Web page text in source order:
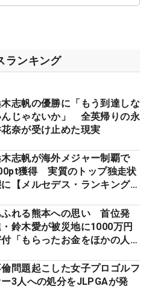
ランキング
志帆の優勝に「もう到達しな
んじゃないか」 全英帰りの永
奈が受け止めた現実
志帆が海外メジャー制覇で
獲得 実質のトップ独走状
【メルセデス・ランキング番
ふれる熊本への思い 首位発
鈴木愛が被災地に1000万円
「もらったお金をほかの人
問題起こした女子プロゴルフ
ー3人への処分をJLPGAが発